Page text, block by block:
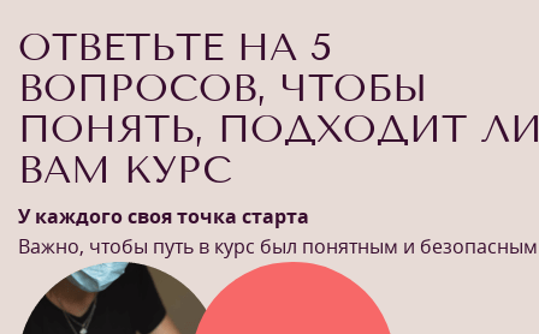
ОТВЕТЬТЕ НА 5
ВОПРОСОВ, ЧТОБЫ
ПОНЯТЬ, ПОДХОДИТ
ВАМ КУРС
У каждого своя точка старта
Важно, чтобы путь в курс был понятным и безопасным